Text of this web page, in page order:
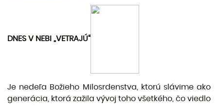
DNES V NEBI „VETRAJÚ“
Je nedeľa Božieho Milosrdenstva, ktorú slávime ako
generácia, ktorá zažila vývoj toho všetkého, čo viedlo